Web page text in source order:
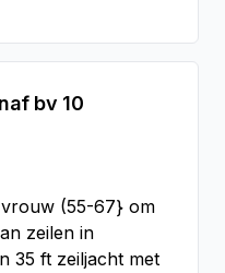
bv 10
(55-67} om
zeilen in
35 ft zeiljacht met